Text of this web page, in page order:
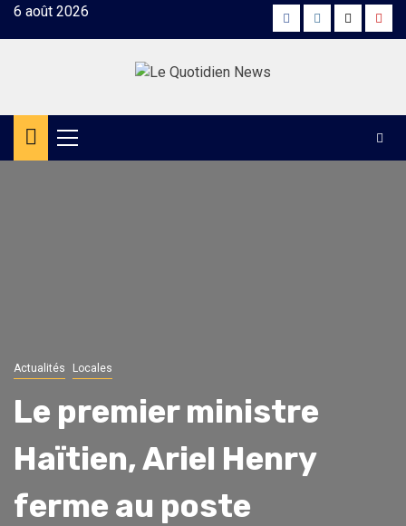
Skip6 août 2026 FacebookInstagram
Twitter
Primary
Menu
Actualités Locales
Le premier ministre
Haïtien, Ariel Henry
ferme au poste